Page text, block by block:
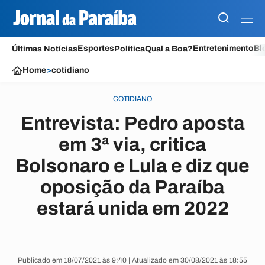
Últimas NotíciasEsportesPolíticaQual a Boa?Entretenimento
Home>cotidiano
COTIDIANO
Entrevista: Pedro aposta
em 3ª via, critica
Bolsonaro e Lula e diz que
oposição da Paraíba
estará unida em 2022
Publicado em 18/07/2021 às 9:40 | Atualizado em 30/08/2021 às 18:55